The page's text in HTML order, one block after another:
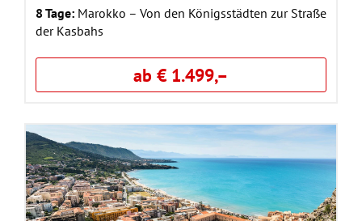
8 Tage: Marokko – Von den Königsstädten zur Straße
der Kasbahs
ab € 1.499,–